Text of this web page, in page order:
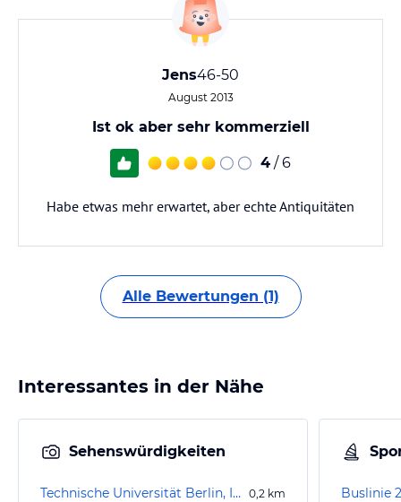
Jens46-50
August 2013
Ist ok aber sehr kommerziell
4 / 6
Habe etwas mehr erwartet, aber echte Antiquitäten
Alle Bewertungen (1)
Interessantes in der Nähe
Sehenswürdigkeiten
Technische Universität Berlin, Institut für Chemie 0,2 km Buslinie